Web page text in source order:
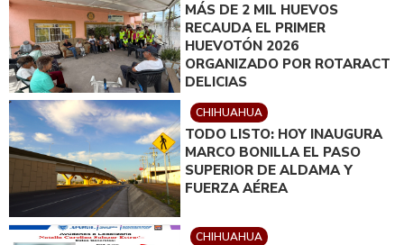
MÁS DE 2 MIL HUEVOS
RECAUDA EL PRIMER
HUEVOTÓN 2026
ORGANIZADO POR ROTARACT
DELICIAS
CHIHUAHUA
TODO LISTO: HOY INAUGURA
MARCO BONILLA EL PASO
SUPERIOR DE ALDAMA Y
FUERZA AÉREA
CHIHUAHUA